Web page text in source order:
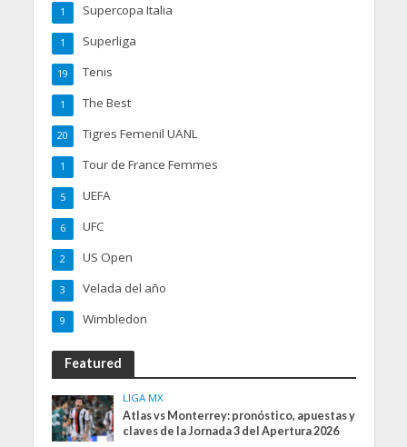
Supercopa Italia
1
Superliga
1
Tenis
19
The Best
1
Tigres Femenil UANL
20
Tour de France Femmes
1
UEFA
5
UFC
6
US Open
2
Velada del año
3
Wimbledon
9
Featured
LIGA MX
Atlas vs Monterrey: pronóstico, apuestas y
claves de la Jornada 3 del Apertura 2026